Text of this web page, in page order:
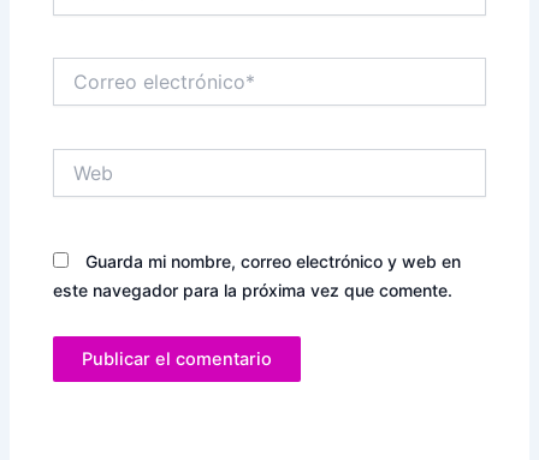
electrónico*
Guarda mi nombre, correo electrónico y web en
este navegador para la próxima vez que comente.